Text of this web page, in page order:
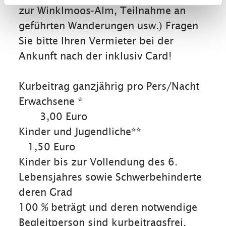
zur Winklmoos-Alm, Teilnahme an
geführten Wanderungen usw.) Fragen
Sie bitte Ihren Vermieter bei der
Ankunft nach der inklusiv Card!
Kurbeitrag ganzjährig pro Pers/Nacht
Erwachsene *
3,00 Euro
Kinder und Jugendliche**
1,50 Euro
Kinder bis zur Vollendung des 6.
Lebensjahres sowie Schwerbehinderte
deren Grad
100 % beträgt und deren notwendige
Begleitperson sind kurbeitragsfrei.